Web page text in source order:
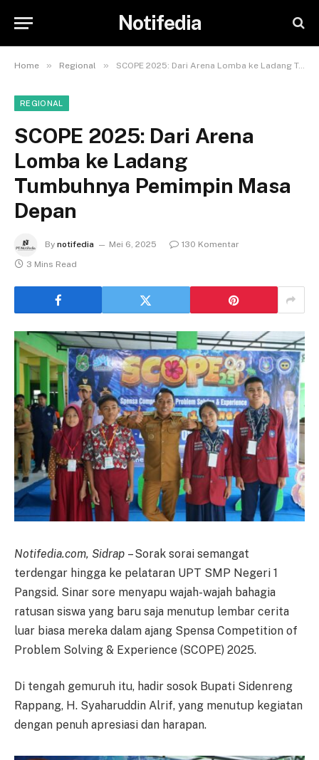
Notifedia
Home » Regional » SCOPE 2025: Dari Arena Lomba ke Ladang Tumbuhnya Pemimpin Masa Depan
REGIONAL
SCOPE 2025: Dari Arena
Lomba ke Ladang
Tumbuhnya Pemimpin Masa
Depan
By notifedia Mei 6, 2025
130 Komentar
3 Mins Read
Notifedia.com, Sidrap – Sorak sorai semangat
terdengar hingga ke pelataran UPT SMP Negeri 1
Pangsid. Sinar sore menyapu wajah-wajah bahagia
ratusan siswa yang baru saja menutup lembar cerita
luar biasa mereka dalam ajang Spensa Competition of
Problem Solving & Experience (SCOPE) 2025.
Di tengah gemuruh itu, hadir sosok Bupati Sidenreng
Rappang, H. Syaharuddin Alrif, yang menutup kegiatan
dengan penuh apresiasi dan harapan.